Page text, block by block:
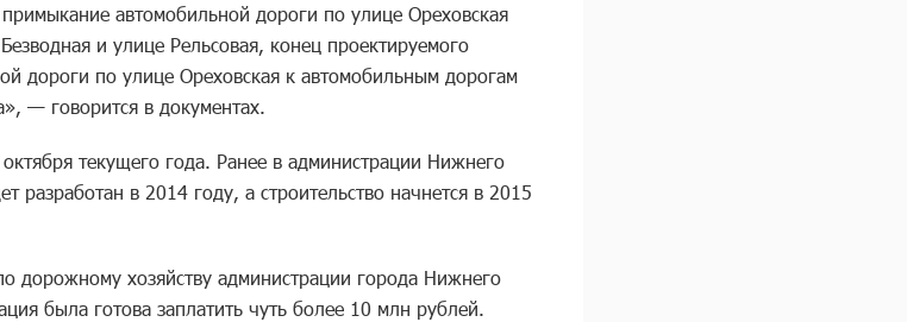
автомобильной дороги по улице Ореховская
и улице Рельсовая, конец проектируемого
дороги по улице Ореховская к автомобильным дорогам
— говорится в документах.
текущего года. Ранее в администрации Нижнего
разработан в 2014 году, а строительство начнется в 2015
дорожному хозяйству администрации города Нижнего
была готова заплатить чуть более 10 млн рублей.